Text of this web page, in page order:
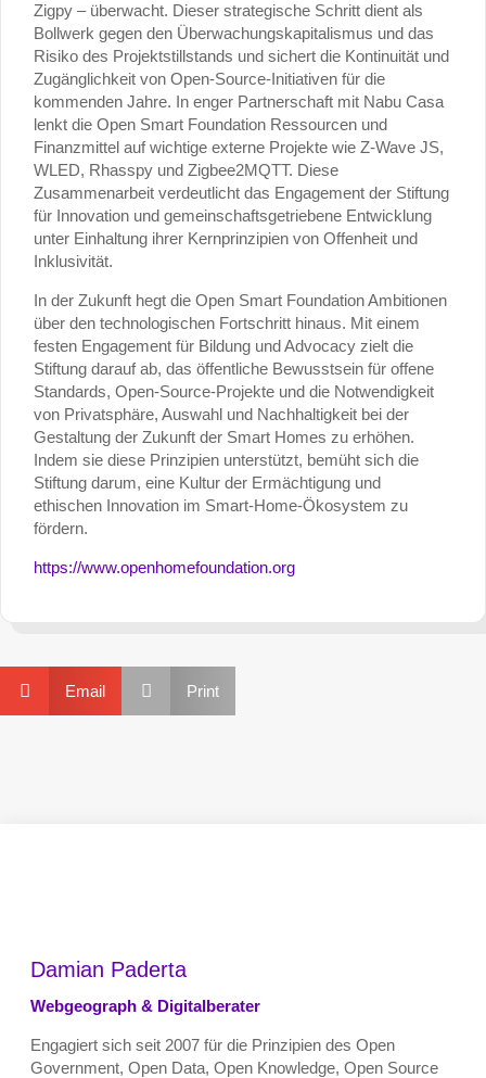
Zigpy – überwacht. Dieser strategische Schritt dient als
Bollwerk gegen den Überwachungskapitalismus und das
Risiko des Projektstillstands und sichert die Kontinuität und
Zugänglichkeit von Open-Source-Initiativen für die
kommenden Jahre. In enger Partnerschaft mit Nabu Casa
lenkt die Open Smart Foundation Ressourcen und
Finanzmittel auf wichtige externe Projekte wie Z-Wave JS,
WLED, Rhasspy und Zigbee2MQTT. Diese
Zusammenarbeit verdeutlicht das Engagement der Stiftung
für Innovation und gemeinschaftsgetriebene Entwicklung
unter Einhaltung ihrer Kernprinzipien von Offenheit und
Inklusivität.
In der Zukunft hegt die Open Smart Foundation Ambitionen
über den technologischen Fortschritt hinaus. Mit einem
festen Engagement für Bildung und Advocacy zielt die
Stiftung darauf ab, das öffentliche Bewusstsein für offene
Standards, Open-Source-Projekte und die Notwendigkeit
von Privatsphäre, Auswahl und Nachhaltigkeit bei der
Gestaltung der Zukunft der Smart Homes zu erhöhen.
Indem sie diese Prinzipien unterstützt, bemüht sich die
Stiftung darum, eine Kultur der Ermächtigung und
ethischen Innovation im Smart-Home-Ökosystem zu
fördern.
https://www.openhomefoundation.org
 Email  Print
Damian Paderta
Webgeograph & Digitalberater
Engagiert sich seit 2007 für die Prinzipien des Open
Government, Open Data, Open Knowledge, Open Source